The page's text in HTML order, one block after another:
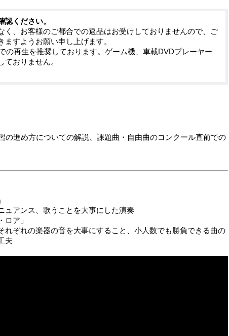
認ください。
、お客様のご都合での返品はお受けしておりませんので、ご
すようお願い申し上げます。
の再生を推奨しております。ゲーム機、車載DVDプレーヤー
ておりません。
の進め方についての解説、課題曲・自由曲のコンクール直前での
ュアンス、歌うことを大事にした演奏
ロア」
れぞれの楽器の音を大事にすること、小人数でも勝負できる曲の
夫